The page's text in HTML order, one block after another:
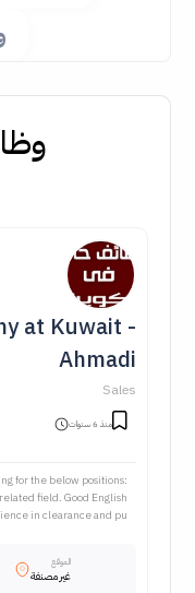
at Kuwait -
Ahmadi
Sales
منذ 6 سنوات
for the below positions:
field. Good English
in clearance and pu...
الموقع
غير مصنفة